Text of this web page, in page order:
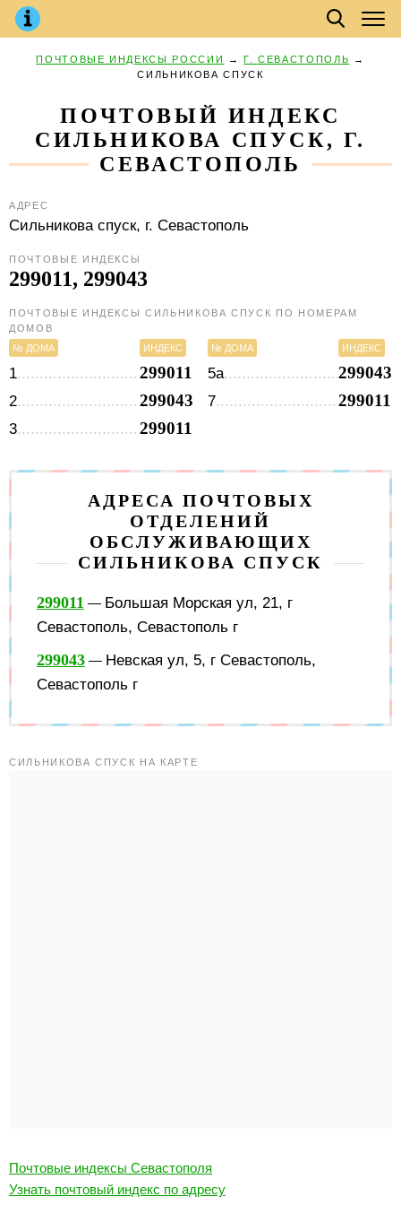
ПОЧТОВЫЕ ИНДЕКСЫ РОССИИ →Г. СЕВАСТОПОЛЬ
→
СИЛЬНИКОВА СПУСК
ПОЧТОВЫЙ ИНДЕКС
СИЛЬНИКОВА СПУСК, Г.
СЕВАСТОПОЛЬ
АДРЕС
Сильникова спуск, г. Севастополь
ПОЧТОВЫЕ ИНДЕКСЫ
299011, 299043
ПОЧТОВЫЕ ИНДЕКСЫ СИЛЬНИКОВА СПУСК ПО НОМЕРАМ
ДОМОВ
№ ДОМА
ИНДЕКС
1 299011
2 299043
3 299011
№ ДОМА ИНДЕКС
5а 299043
7 299011
АДРЕСА ПОЧТОВЫХ
ОТДЕЛЕНИЙ
ОБСЛУЖИВАЮЩИХ
СИЛЬНИКОВА СПУСК
299011 — Большая Морская ул, 21, г
Севастополь, Севастополь г
299043 — Невская ул, 5, г Севастополь,
Севастополь г
СИЛЬНИКОВА СПУСК НА КАРТЕ
Почтовые индексы Севастополя
Узнать почтовый индекс по адресу